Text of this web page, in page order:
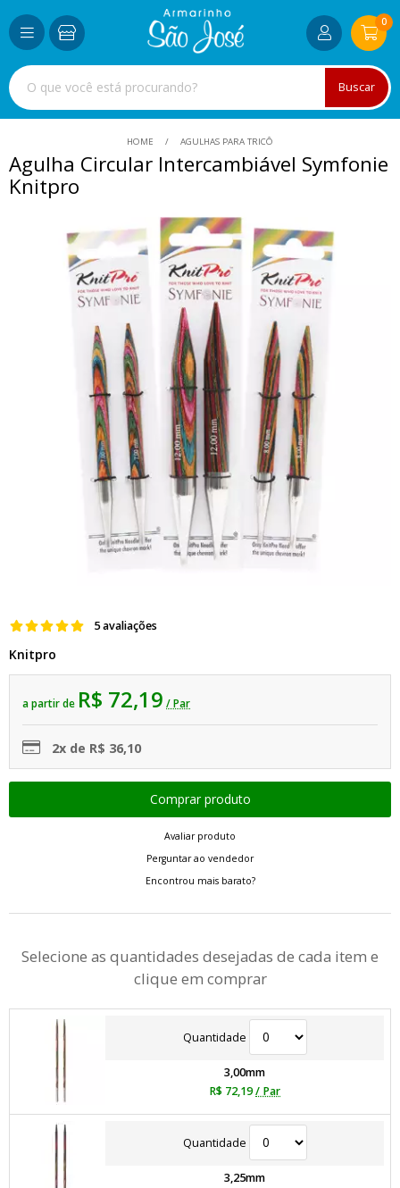
Buscar
0
HOME AGULHAS PARA TRICÔ
Agulha Circular Intercambiável Symfonie
Knitpro
5 avaliações
Knitpro
a partir de R$ 72,19 / Par
2x de R$ 36,10
Avaliar produto
Perguntar ao vendedor
Encontrou mais barato?
Selecione as quantidades desejadas de cada item e
clique em comprar
Quantidade
3,00mm
R$ 72,19/ Par
Quantidade
3,25mm